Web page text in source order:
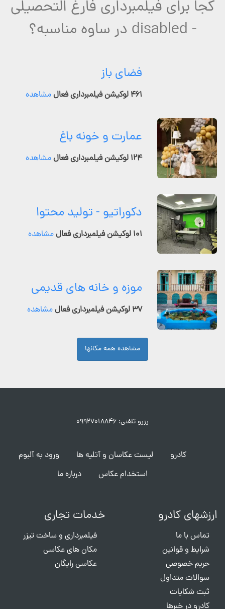
کجا برای فیلمبرداری فارغ التحصیلی
- disabled در ساوه مناسبه؟
فضای باز
۴۶۱ لوکیشن فیلمبرداری فعال مشاهده
عمارت و خونه باغ
۱۲۴ لوکیشن فیلمبرداری فعال مشاهده
دکوراتیو - تولید محتوا
۱۰۱ لوکیشن فیلمبرداری فعال مشاهده
موزه و خانه های قدیمی
۳۷ لوکیشن فیلمبرداری فعال مشاهده
مشاهده همه مکانها
رزرو تلفنی: ۰۹۹۲۷۰۱۸۸۴۶
کادرو لیست عکاسان و آتلیه ها
ورود به آلبوم
استخدام عکاس
درباره ما
ارزشهای کادرو
تماس با ما
شرایط و قوانین
حریم خصوصی
سوالات متداول
ثبت شکایات
کادرو در خبرها
خدمات تجاری
فیلمبرداری و ساخت تیزر
مکان های عکاسی
عکاسی رایگان